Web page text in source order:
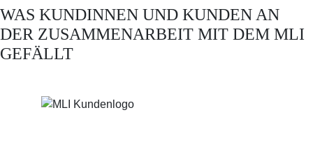
WAS KUNDINNEN UND KUNDEN AN
DER ZUSAMMENARBEIT MIT DEM MLI
GEFÄLLT